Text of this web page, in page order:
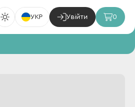
УКР Увійти 0